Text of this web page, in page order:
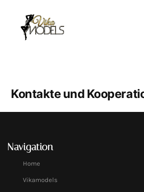
Kontakte und
Navigation
Home
Vikamodels